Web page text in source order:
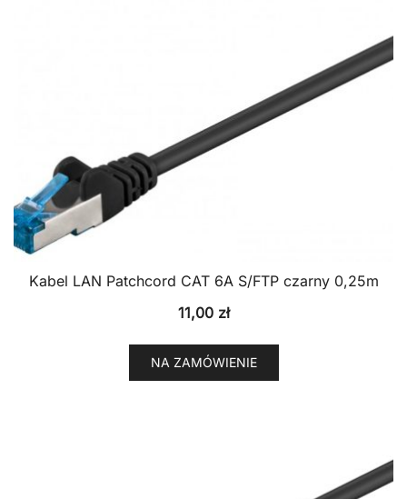
Kabel LAN Patchcord CAT 6A S/FTP czarny 0,25m
11,00 zł
NA ZAMÓWIENIE